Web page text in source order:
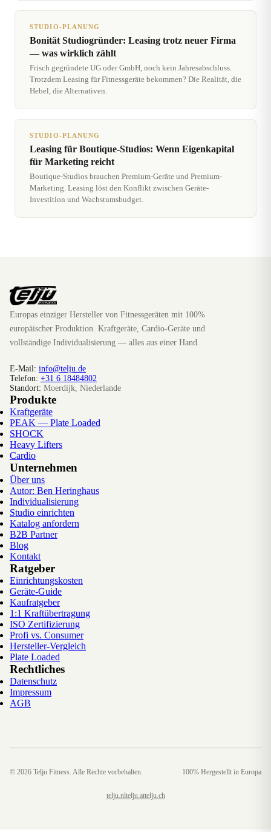
STUDIO-PLANUNG
Bonität Studiogründer: Leasing trotz neuer Firma
— was wirklich zählt
Frisch gegründete UG oder GmbH, noch kein Jahresabschluss.
Trotzdem Leasing für Fitnessgeräte bekommen? Die Realität, die
Hebel, die Alternativen.
STUDIO-PLANUNG
Leasing für Boutique-Studios: Wenn Eigenkapital
für Marketing reicht
Boutique-Studios brauchen Premium-Geräte und Premium-
Marketing. Leasing löst den Konflikt zwischen Geräte-
Investition und Wachstumsbudget.
Europas einziger Hersteller von Fitnessgeräten mit 100%
europäischer Produktion. Kraftgeräte, Cardio-Geräte und
vollständige Individualisierung — alles aus einer Hand.
E-Mail: info@telju.de
Telefon: +31 6 18484802
Standort: Moerdijk, Niederlande
Produkte
Kraftgeräte
PEAK — Plate Loaded
SHOCK
Heavy Lifters
Cardio
Unternehmen
Über uns
Autor: Ben Heringhaus
Individualisierung
Studio einrichten
Katalog anfordern
B2B Partner
Blog
Kontakt
Ratgeber
Einrichtungskosten
Geräte-Guide
Kaufratgeber
1:1 Kraftübertragung
ISO Zertifizierung
Profi vs. Consumer
Hersteller-Vergleich
Plate Loaded
Rechtliches
Datenschutz
Impressum
AGB
© 2026 Telju Fitness. Alle Rechte vorbehalten. 100% Hergestellt in Europa
telju.nltelju.attelju.ch